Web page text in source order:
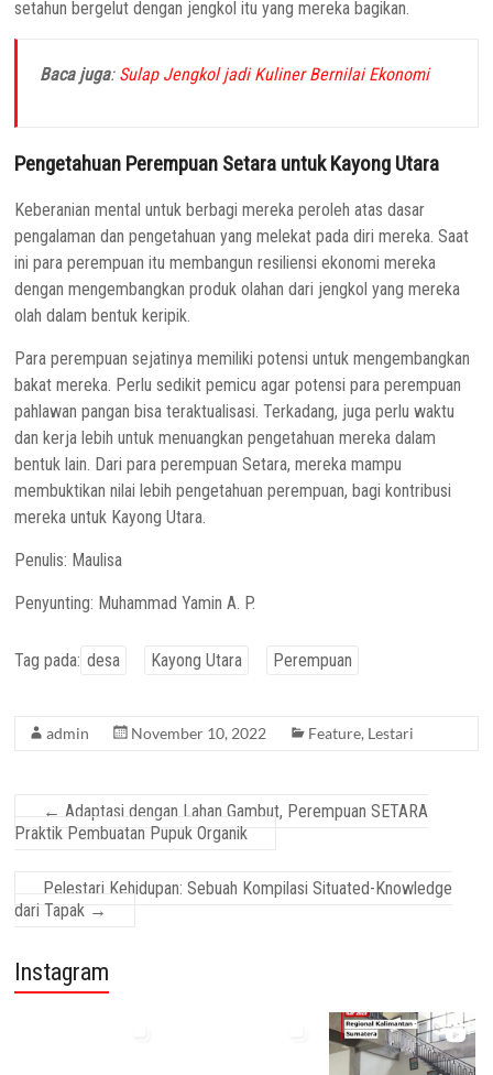
setahun bergelut dengan jengkol itu yang mereka bagikan.
Baca juga: Sulap Jengkol jadi Kuliner Bernilai Ekonomi
Pengetahuan Perempuan Setara untuk Kayong Utara
Keberanian mental untuk berbagi mereka peroleh atas dasar
pengalaman dan pengetahuan yang melekat pada diri mereka. Saat
ini para perempuan itu membangun resiliensi ekonomi mereka
dengan mengembangkan produk olahan dari jengkol yang mereka
olah dalam bentuk keripik.
Para perempuan sejatinya memiliki potensi untuk mengembangkan
bakat mereka. Perlu sedikit pemicu agar potensi para perempuan
pahlawan pangan bisa teraktualisasi. Terkadang, juga perlu waktu
dan kerja lebih untuk menuangkan pengetahuan mereka dalam
bentuk lain. Dari para perempuan Setara, mereka mampu
membuktikan nilai lebih pengetahuan perempuan, bagi kontribusi
mereka untuk Kayong Utara.
Penulis: Maulisa
Penyunting: Muhammad Yamin A. P.
Tag pada: desa Kayong Utara Perempuan
admin November 10, 2022 Feature, Lestari
← Adaptasi dengan Lahan Gambut, Perempuan SETARA
Praktik Pembuatan Pupuk Organik
Pelestari Kehidupan: Sebuah Kompilasi Situated-Knowledge
dari Tapak →
Instagram